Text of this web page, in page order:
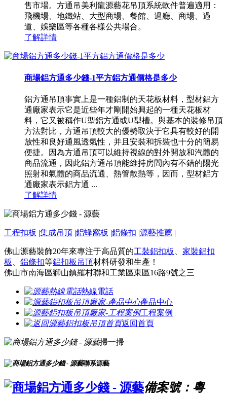
售市場。方通吊美利龍源藝花吊頂系統軟件普遍適用：
飛機場、地鐵站、大型商場、餐館、過廳、商場、過
道、娛樂區等各種各樣公共場合。
了解詳情
商場鋁方通多少錢-1平方鋁方通價格是多少
鋁方通吊頂事實上是一種鋁制的天花板材料，型材鋁方
通廠家表示它是近些年才剛開始興起的一種天花板材
料，它又被稱作U型鋁方通或U型槽。與基本的裝修吊頂
方法對比，方通吊頂較大的優勢取決于它具有較好的開
放性和良好通風透氣性，并且安裝和拆裝也十分的簡易
便捷。因為方通吊頂可以維持視線的對外開放和汽體的
商品流通，因此鋁方通吊頂能維持房間內有不錯的陽光
照射和氣體的商品流通、熱管散熱等，因而，型材鋁方
通廠家表示鋁方通 ...
了解詳情
工程扣板 |集成吊頂 |鋁蜂窩板 |鋁條扣 |源藝推薦 |
佛山源藝裝飾20年來專注于高品質的工裝鋁扣板
家裝鋁扣
板
鋁條扣等鋁扣板吊頂材料研發和生產！
佛山市南海區獅山鎮羅村聯和工業區東區16路9號之三
熱線電話
產品中心
工程案例
返回首頁
掃一掃
聯系源藝
備案號：粵